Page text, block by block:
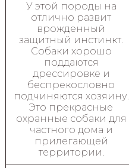
У этой породы на
отлично развит
врожденный
защитный инстинкт.
Собаки хорошо
поддаются
дрессировке и
беспрекословно
подчиняются хозяину.
Это прекрасные
охранные собаки для
частного дома и
прилегающей
территории.